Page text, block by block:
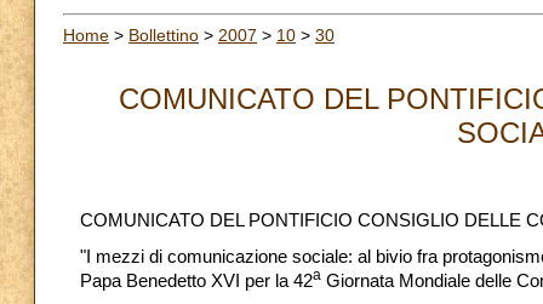
Home > Bollettino > 2007 > 10 > 30
COMUNICATO DEL
COMUNICATO DEL PONTIFICIO CONSIGLIO DELLE
"I mezzi di comunicazione sociale: al bivio fra
Papa Benedetto XVI per la 42a Giornata Mondiale delle